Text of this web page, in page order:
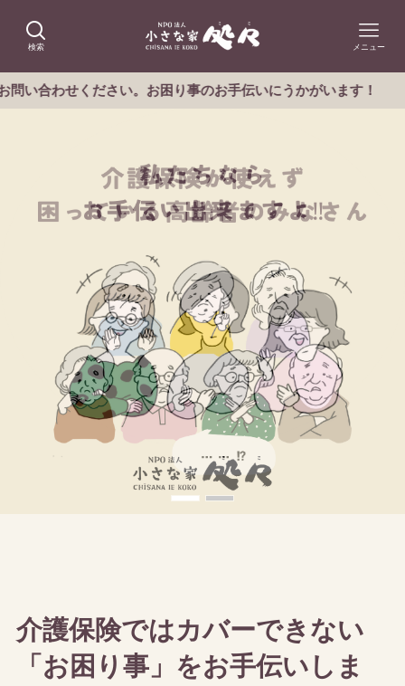
検索 メニュー
春日市の
介護保険ではカバーできない
「お困り事」をお手伝いしま